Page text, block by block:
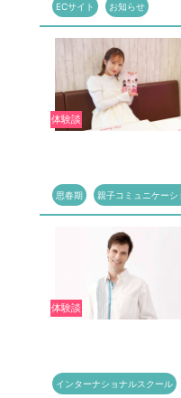
ECサイト お知らせ
体験談
思春期 親子コミュニケーシ
体験談
インターナショナルスクール